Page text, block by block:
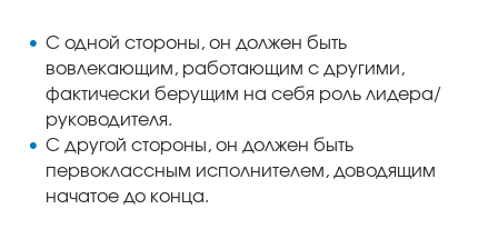
С одной стороны, он должен быть
вовлекающим, работающим с другими,
фактически берущим на себя роль лидера/
руководителя.
С другой стороны, он должен быть
первоклассным исполнителем, доводящим
начатое до конца.